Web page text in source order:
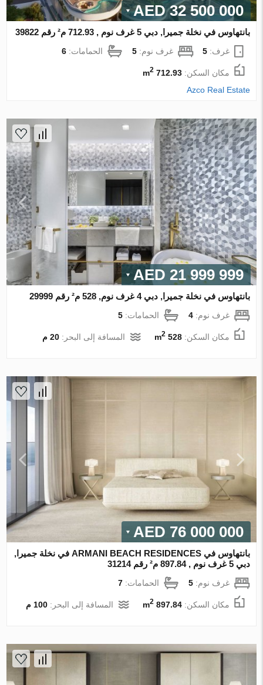
32 500 000 AED
بانتهاوس في نخلة جميرا, دبي 5 غرف نوم , 712.93 م² رقم 39822
غرف:5 غرف نوم:5 الحمامات:6
مكان السكن:712.93 m
2
Azco Real Estate
21 999 999 AED
بانتهاوس في نخلة جميرا, دبي 4 غرف نوم, 528 م² رقم 29999
غرف نوم:4 الحمامات:5
مكان السكن:528 m
2 المسافة إلى البحر:20 م
76 000 000 AED
بانتهاوس في ARMANI BEACH RESIDENCES في نخلة جميرا,
دبي 5 غرف نوم , 897.84 م² رقم 31214
غرف نوم:5 الحمامات:7
مكان السكن:897.84 m
2 المسافة إلى البحر:100 م